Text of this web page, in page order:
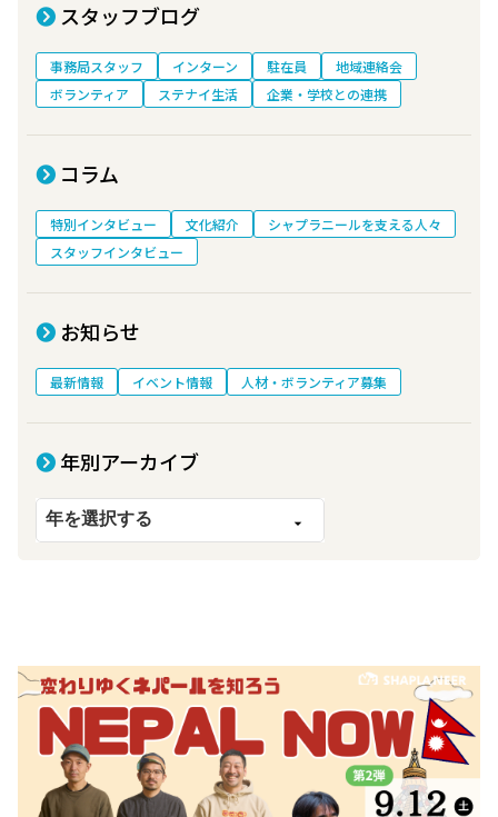
スタッフブログ
事務局スタッフ インターン 駐在員
地域連絡会
ボランティア
ステナイ生活 企業・学校との連携
コラム
特別インタビュー 文化紹介
シャプラニールを支える人々
スタッフインタビュー
お知らせ
最新情報 イベント情報 人材・ボランティア募集
年別アーカイブ